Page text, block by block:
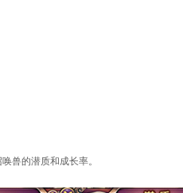
兽的潜质和成长率。